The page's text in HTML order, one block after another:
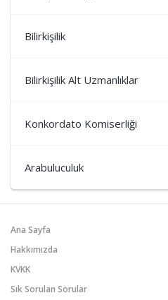
Bilirkişilik
Bilirkişilik Alt Uzmanlıklar
Konkordato Komiserliği
Arabuluculuk
Ana Sayfa
Hakkımızda
KVKK
Sık Sorulan Sorular